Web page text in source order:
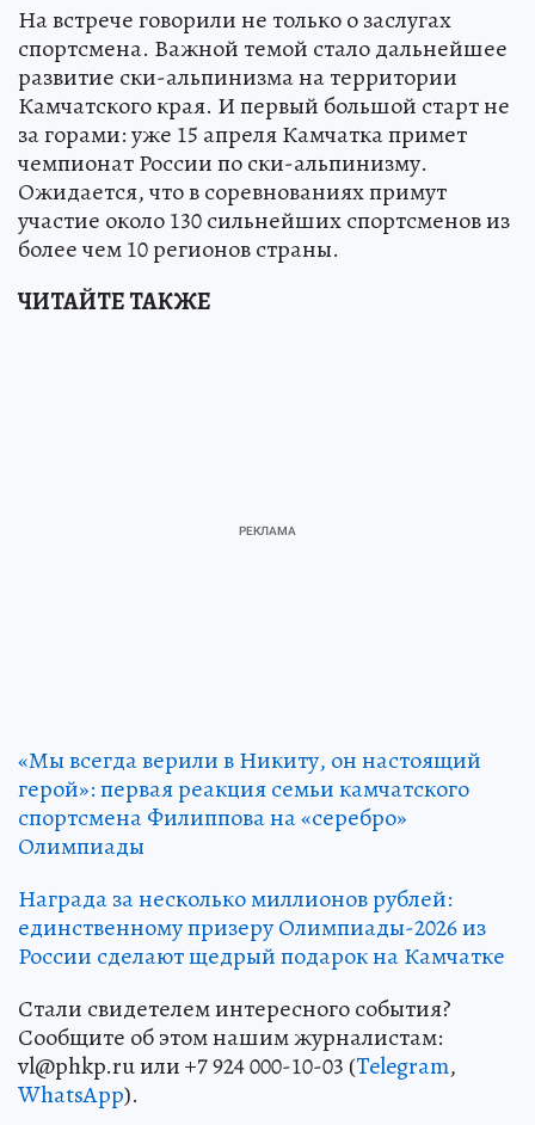
На встрече говорили не только о заслугах
спортсмена. Важной темой стало дальнейшее
развитие ски-альпинизма на территории
Камчатского края. И первый большой старт не
за горами: уже 15 апреля Камчатка примет
чемпионат России по ски-альпинизму.
Ожидается, что в соревнованиях примут
участие около 130 сильнейших спортсменов из
более чем 10 регионов страны.
ЧИТАЙТЕ ТАКЖЕ
«Мы всегда верили в Никиту, он настоящий
герой»: первая реакция семьи камчатского
спортсмена Филиппова на «серебро»
Олимпиады
Награда за несколько миллионов рублей:
единственному призеру Олимпиады-2026 из
России сделают щедрый подарок на Камчатке
Стали свидетелем интересного события?
Сообщите об этом нашим журналистам:
vl@phkp.ru или +7 924 000-10-03 (Telegram,
WhatsApp).